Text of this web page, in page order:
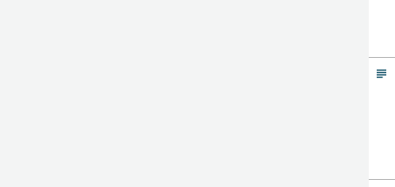
subject